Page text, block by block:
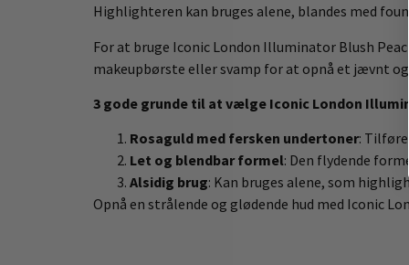
Highlighteren kan bruges alene, blandes med
For at bruge Iconic London Illuminator Blush
makeupbørste eller svamp for at opnå et jævnt
3 gode grunde til at vælge Iconic London
Rosaguld med fersken undertoner:
Let og blendbar formel: Den flydende
Alsidig brug: Kan bruges alene, som
Opnå en strålende og glødende hud med Iconic